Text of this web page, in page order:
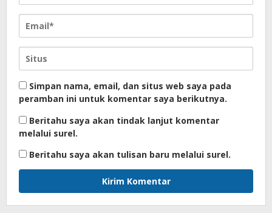
Simpan nama, email, dan situs web saya pada
peramban ini untuk komentar saya berikutnya.
Beritahu saya akan tindak lanjut komentar
melalui surel.
Beritahu saya akan tulisan baru melalui surel.